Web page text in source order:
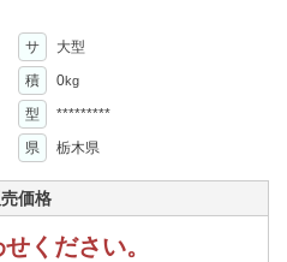
サ
大型
積 0kg
型
*********
県 栃木県
価格
ください。